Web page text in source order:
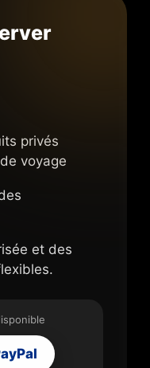
privés
voyage
et des